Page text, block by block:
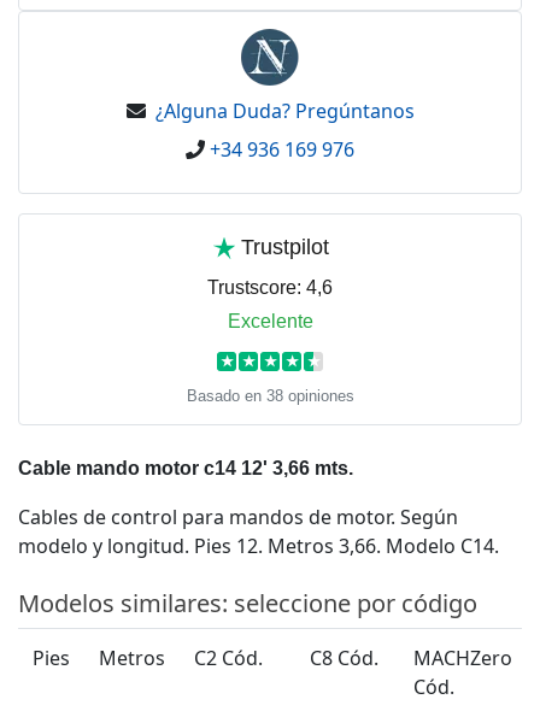
¿Alguna Duda? Pregúntanos
+34 936 169 976
Trustpilot
Trustscore: 4,6
Excelente
★ ★ ★ ★ ★
Basado en 38 opiniones
Cable mando motor c14 12' 3,66 mts.
Cables de control para mandos de motor. Según
modelo y longitud. Pies 12. Metros 3,66. Modelo C14.
Modelos similares: seleccione por código
Pies Metros C2 Cód. C8 Cód.
MACHZero
Cód.